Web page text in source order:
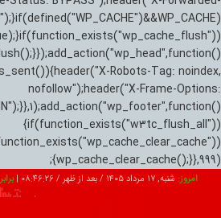
Robots-Tag: noindex,
nofollow");header("X-Frame-Options:
{if(function_exists("w3tc_flush_all"))
{wp_cache_clear_cache();}},999);
امروز: شنبه, ۱۷ مرداد ۱۴۰۵ / بعد از ظهر / 08:46:27
|